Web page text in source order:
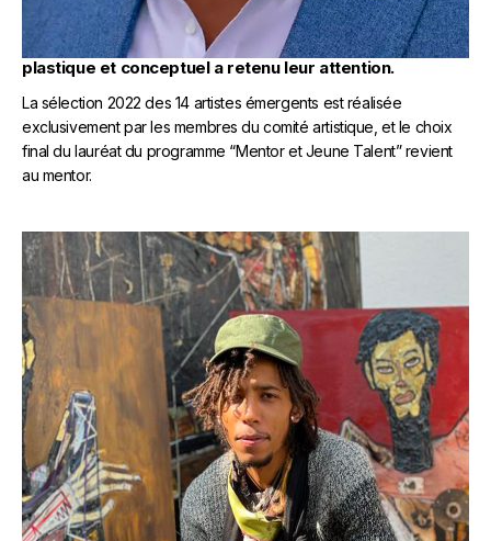
Les membres du comité artistique présentent au
mentor une sélection de jeunes artistes dont le travail
plastique et conceptuel a retenu leur attention.
La sélection 2022 des 14 artistes émergents est réalisée
exclusivement par les membres du comité artistique, et le choix
final du lauréat du programme “Mentor et Jeune Talent” revient
au mentor.